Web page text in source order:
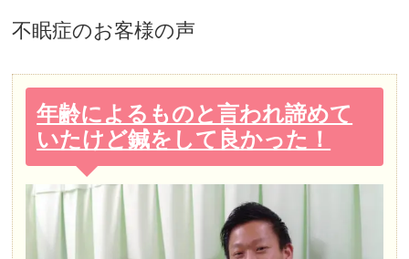
不眠症のお客様の声
年齢によるものと言われ諦めて
いたけど鍼をして良かった！